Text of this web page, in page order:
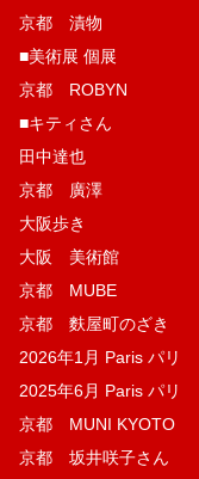
京都 漬物
■美術展 個展
京都 ROBYN
■キティさん
田中達也
京都 廣澤
大阪歩き
大阪 美術館
京都 MUBE
京都 麩屋町のざき
2026年1月 Paris パリ
2025年6月 Paris パリ
京都 MUNI KYOTO
京都 坂井咲子さん